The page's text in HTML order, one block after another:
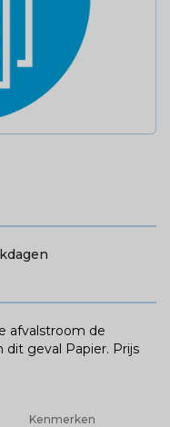
afvalstroom de
dit geval Papier. Prijs
Kenmerken